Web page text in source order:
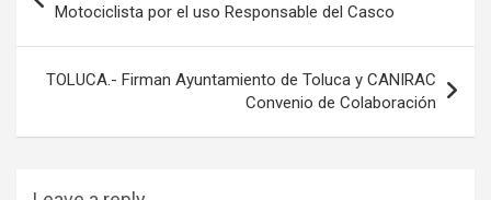
v
a
Motociclista por el uso Responsable del Casco
TOLUCA.- Firman Ayuntamiento de Toluca y CANIRAC
Convenio de Colaboración